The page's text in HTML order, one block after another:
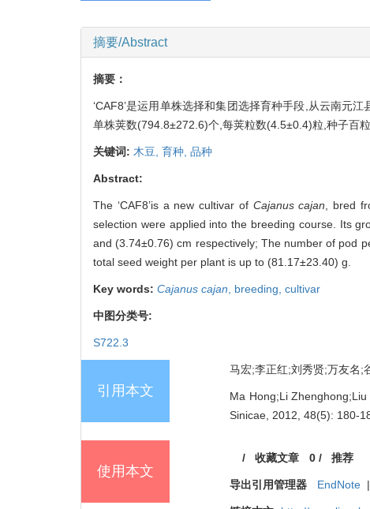
摘要/Abstract
摘要：
‘CAF8’是运用单株选择和集团选择育种手段,从云南元
单株荚数(794.8±272.6)个,每荚粒数(4.5±0.4)粒,种子百
关键词: 木豆, 育种, 品种
Abstract:
The ‘CAF8’is a new cultivar of Cajanus cajan , bred
selection were applied into the breeding course. Its
and (3.74±0.76) cm respectively; The number of pod
total seed weight per plant is up to (81.17±23.40) g.
Key words: Cajanus cajan breeding, cultivar
中图分类号:
S722.3
引用本文
马宏;李正红;刘秀贤;万友名;
Ma Hong;Li
Sinicae, 2012, 48(5): 180-
使用本文
/收藏文章 0/ 推荐
导出引用管理器 EndNote |